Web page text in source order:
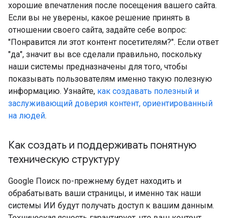
хорошие впечатления после посещения вашего сайта.
Если вы не уверены, какое решение принять в
отношении своего сайта, задайте себе вопрос:
"Понравится ли этот контент посетителям?". Если ответ
"да", значит вы все сделали правильно, поскольку
наши системы предназначены для того, чтобы
показывать пользователям именно такую полезную
информацию. Узнайте, как создавать полезный и
заслуживающий доверия контент, ориентированный
на людей.
Как создать и поддерживать понятную
техническую структуру
Google Поиск по-прежнему будет находить и
обрабатывать ваши страницы, и именно так наши
системы ИИ будут получать доступ к вашим данным.